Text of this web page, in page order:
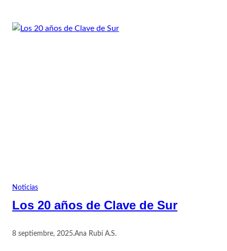
Noticias
Los 20 años de Clave de Sur
8 septiembre, 2025.Ana Rubí A.S.